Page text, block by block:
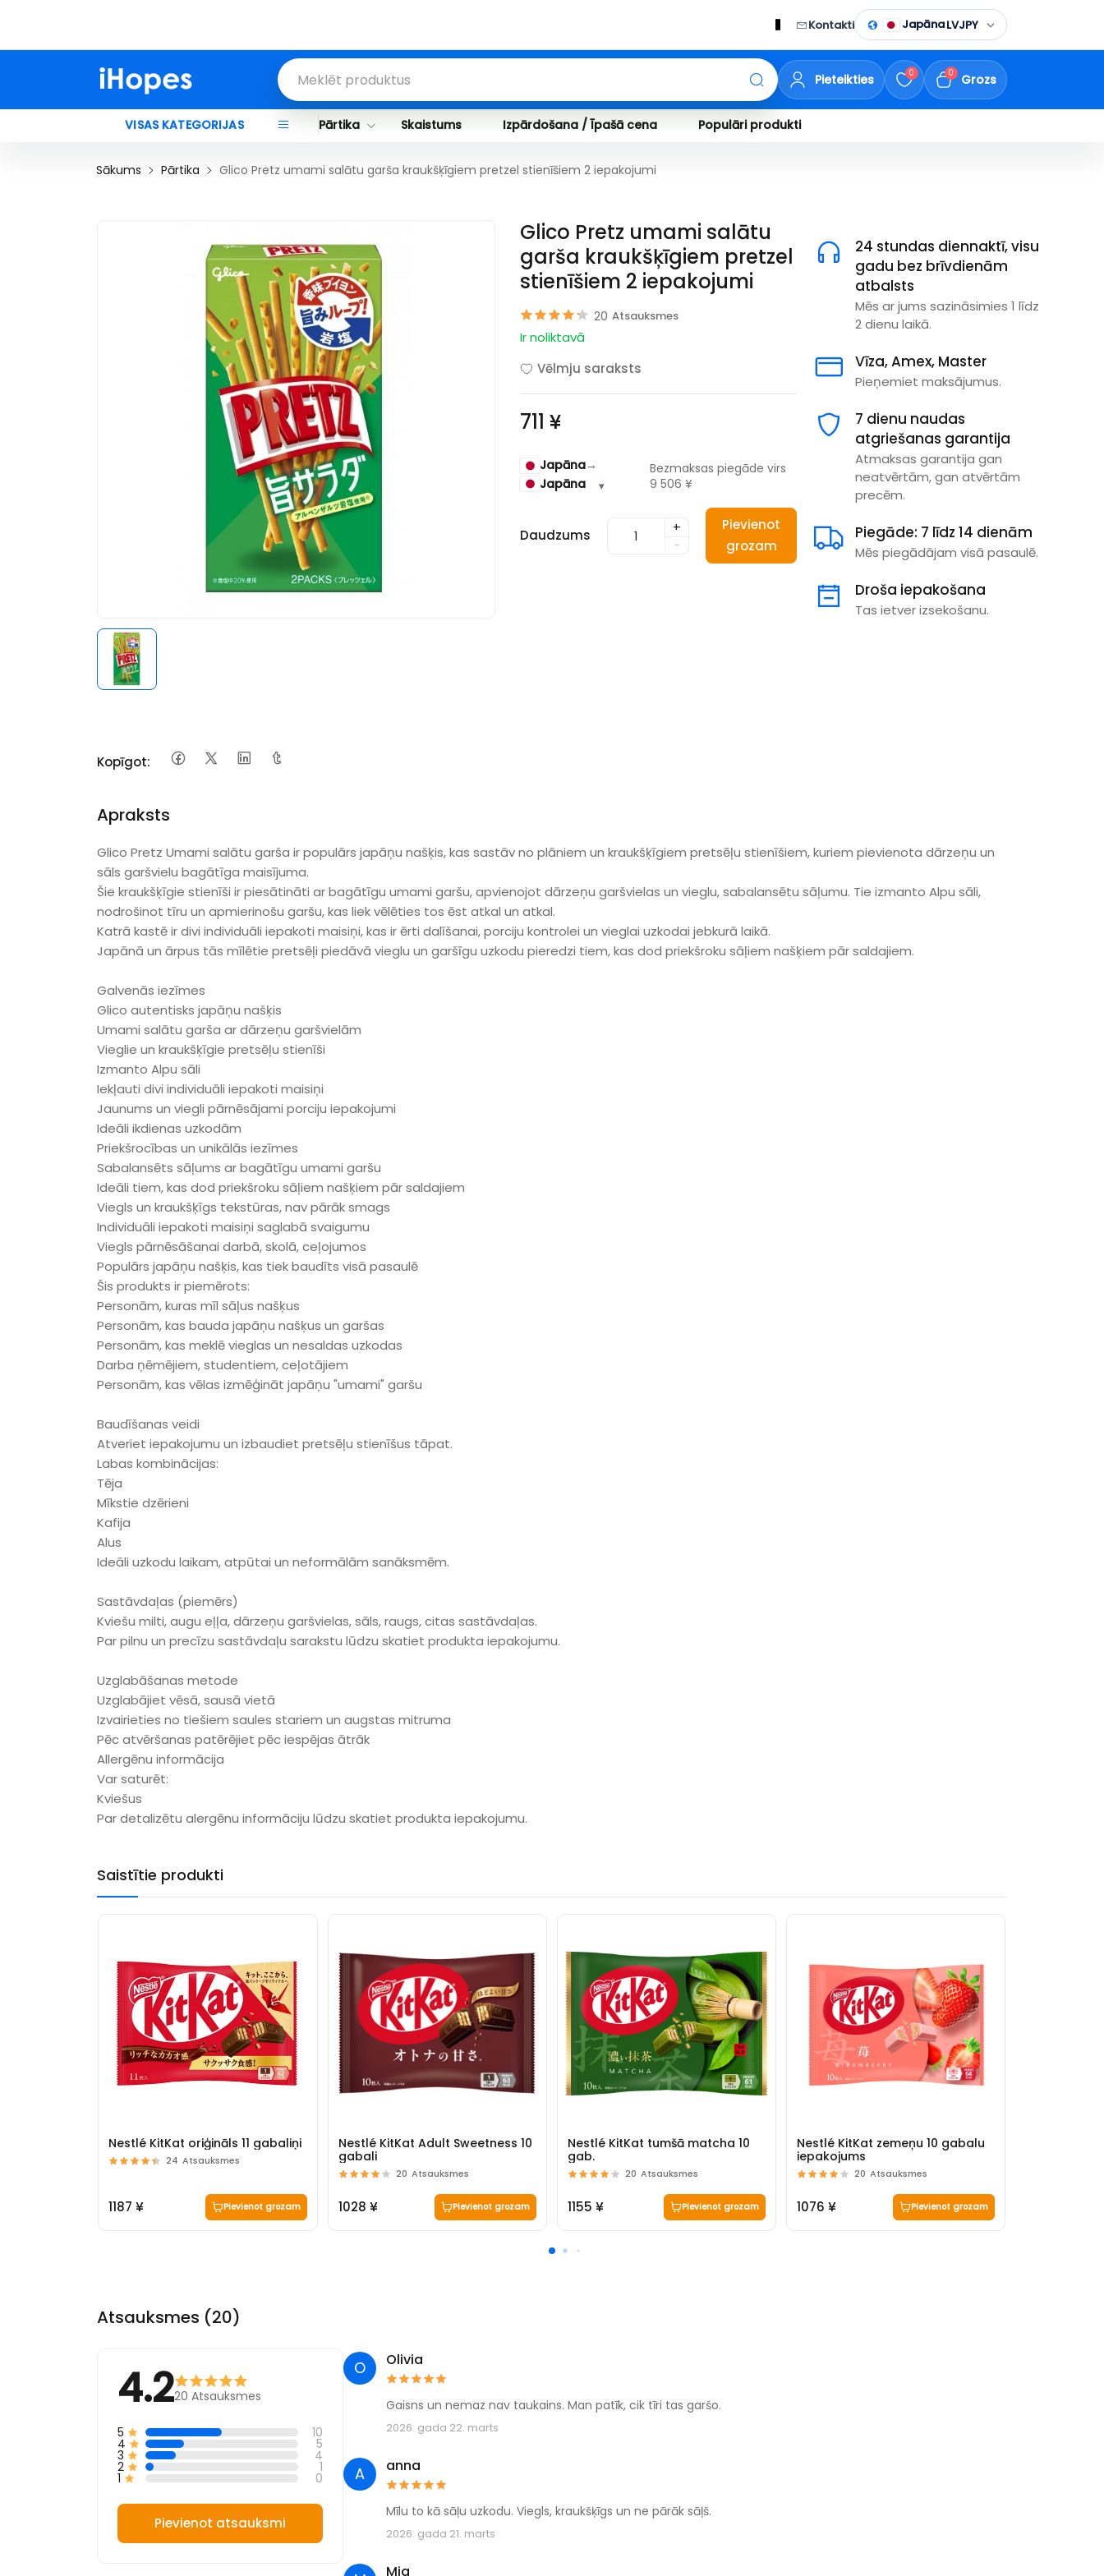
Kontakti JapānaLVJPY
Pieteikties 0 0 Grozs
VISAS KATEGORIJAS Pārtika Skaistums Izpārdošana / Īpašā cena Populāri produkti
Sākums Pārtika Glico Pretz umami salātu garša kraukšķīgiem pretzel stienīšiem 2 iepakojumi
Glico Pretz umami salātu
garša kraukšķīgiem pretzel
stienīšiem 2 iepakojumi
20 Atsauksmes
Ir noliktavā
Vēlmju saraksts
711 ¥
Japāna→
Japāna
▾
Bezmaksas piegāde virs
9 506 ¥
Daudzums
+
-
Pievienot
grozam
24 stundas diennaktī, visu
gadu bez brīvdienām
atbalsts
Mēs ar jums sazināsimies 1 līdz
2 dienu laikā.
Vīza, Amex, Master
Pieņemiet maksājumus.
7 dienu naudas
atgriešanas garantija
Atmaksas garantija gan
neatvērtām, gan atvērtām
precēm.
Piegāde: 7 līdz 14 dienām
Mēs piegādājam visā pasaulē.
Droša iepakošana
Tas ietver izsekošanu.
Kopīgot:
Apraksts
Glico Pretz Umami salātu garša ir populārs japāņu našķis, kas sastāv no plāniem un kraukšķīgiem pretsēļu stienīšiem, kuriem pievienota dārzeņu un
sāls garšvielu bagātīga maisījuma.
Šie kraukšķīgie stienīši ir piesātināti ar bagātīgu umami garšu, apvienojot dārzeņu garšvielas un vieglu, sabalansētu sāļumu. Tie izmanto Alpu sāli,
nodrošinot tīru un apmierinošu garšu, kas liek vēlēties tos ēst atkal un atkal.
Katrā kastē ir divi individuāli iepakoti maisiņi, kas ir ērti dalīšanai, porciju kontrolei un vieglai uzkodai jebkurā laikā.
Japānā un ārpus tās mīlētie pretsēļi piedāvā vieglu un garšīgu uzkodu pieredzi tiem, kas dod priekšroku sāļiem našķiem pār saldajiem.
Galvenās iezīmes
Glico autentisks japāņu našķis
Umami salātu garša ar dārzeņu garšvielām
Vieglie un kraukšķīgie pretsēļu stienīši
Izmanto Alpu sāli
Iekļauti divi individuāli iepakoti maisiņi
Jaunums un viegli pārnēsājami porciju iepakojumi
Ideāli ikdienas uzkodām
Priekšrocības un unikālās iezīmes
Sabalansēts sāļums ar bagātīgu umami garšu
Ideāli tiem, kas dod priekšroku sāļiem našķiem pār saldajiem
Viegls un kraukšķīgs tekstūras, nav pārāk smags
Individuāli iepakoti maisiņi saglabā svaigumu
Viegls pārnēsāšanai darbā, skolā, ceļojumos
Populārs japāņu našķis, kas tiek baudīts visā pasaulē
Šis produkts ir piemērots:
Personām, kuras mīl sāļus našķus
Personām, kas bauda japāņu našķus un garšas
Personām, kas meklē vieglas un nesaldas uzkodas
Darba ņēmējiem, studentiem, ceļotājiem
Personām, kas vēlas izmēģināt japāņu "umami" garšu
Baudīšanas veidi
Atveriet iepakojumu un izbaudiet pretsēļu stienīšus tāpat.
Labas kombinācijas:
Tēja
Mīkstie dzērieni
Kafija
Alus
Ideāli uzkodu laikam, atpūtai un neformālām sanāksmēm.
Sastāvdaļas (piemērs)
Kviešu milti, augu eļļa, dārzeņu garšvielas, sāls, raugs, citas sastāvdaļas.
Par pilnu un precīzu sastāvdaļu sarakstu lūdzu skatiet produkta iepakojumu.
Uzglabāšanas metode
Uzglabājiet vēsā, sausā vietā
Izvairieties no tiešiem saules stariem un augstas mitruma
Pēc atvēršanas patērējiet pēc iespējas ātrāk
Allergēnu informācija
Var saturēt:
Kviešus
Par detalizētu alergēnu informāciju lūdzu skatiet produkta iepakojumu.
Saistītie produkti
Nestlé KitKat oriģināls 11 gabaliņi
24 Atsauksmes
1187 ¥ Pievienot grozam
Nestlé KitKat Adult Sweetness 10
gabali
20 Atsauksmes
1028 ¥ Pievienot grozam
Nestlé KitKat tumšā matcha 10
gab.
20 Atsauksmes
1155 ¥ Pievienot grozam
Nestlé KitKat zemeņu 10 gabalu
iepakojums
20 Atsauksmes
1076 ¥ Pievienot grozam
Atsauksmes (20)
4.220 Atsauksmes
5 10
4 5
3 4
2 1
1 0
Pievienot atsauksmi
O Olivia
Gaisns un nemaz nav taukains. Man patīk, cik tīri tas garšo.
2026. gada 22. marts
A anna
Mīlu to kā sāļu uzkodu. Viegls, kraukšķīgs un ne pārāk sāļš.
2026. gada 21. marts
Mia